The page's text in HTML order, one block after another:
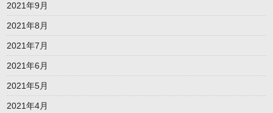
2021年9月
2021年8月
2021年7月
2021年6月
2021年5月
2021年4月